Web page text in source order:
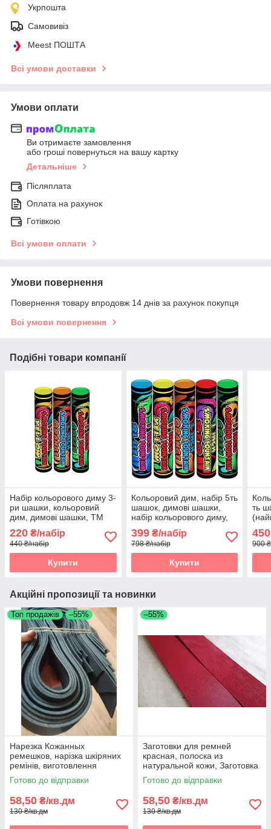
Укрпошта
Самовивіз
Meest ПОШТА
Всі умови доставки
Умови оплати
Ви отримаєте замовлення
або гроші повернуться на вашу картку
Детальніше
Післяплата
Оплата на рахунок
Готівкою
Всі умови оплати
Умови повернення
Повернення товару впродовж 14 днів за рахунок покупця
Всі умови повернення
Подібні товари компанії
Набір кольорового диму 3-
ри шашки, кольоровий
дим, димові шашки, ТМ
для фотосесій
220 ₴/набір
440 ₴/набір
Купити
Кольоровий дим, набір 5ть
шашок, димові шашки,
набір кольорового диму,
дим
399₴/набір
798 ₴/набір
Купити
ть
450
900
Акційні пропозиції та новинки
Топ продажів –55%
Нарезка Кожанных
ремешков, нарізка шкіряних
ремінів, виготовлення
шкіряних ремішків, Нарізка
полос зі шкіри
Готово до відправки
58,50 ₴/кв.дм
130 ₴/кв.дм
–55%
Заготовки для ремней
красная, полоска из
натуральной кожи, Заготовка
для ременя червона,
полоски зі шкіри
Готово до відправки
58,50 ₴/кв.дм
130 ₴/кв.дм